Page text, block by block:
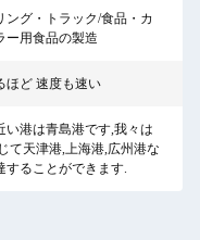
ング・トラック/食品・カ
ー用食品の製造
ほど 速度も速い
い港は青島港です,我々は
て天津港,上海港,広州港な
することができます.